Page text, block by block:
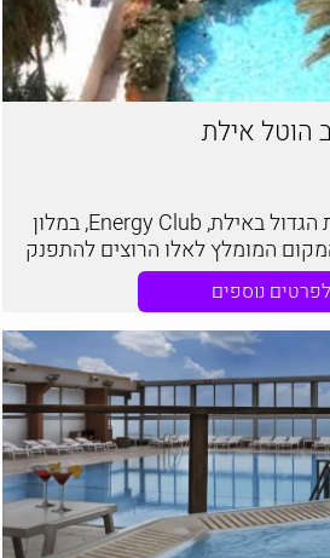
מתחם הכושר והבריאות הגדול באילת, Energy Club, במלון
המומלץ לאלו הרוצים להתפנק
מכל טרדות היום-יום, באמצעות
מלכים ומגוון אטרקציות שוות
לפרטים נוספים